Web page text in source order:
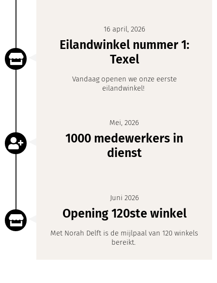
16 april, 2026
Eilandwinkel nummer 1:
Texel
Vandaag openen we onze eerste
eilandwinkel!
Mei, 2026
1000 medewerkers in
dienst
Juni 2026
Opening 120ste winkel
Met Norah Delft is de mijlpaal van 120 winkels
bereikt.